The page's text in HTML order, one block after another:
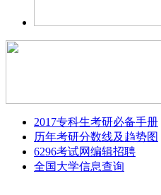
2017专科生考研必备手册
历年考研分数线及趋势图
6296考试网编辑招聘
全国大学信息查询